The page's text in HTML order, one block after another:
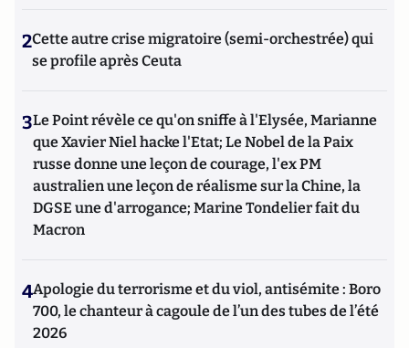
2Cette autre crise migratoire (semi-orchestrée) qui
se profile après Ceuta
3Le Point révèle ce qu'on sniffe à l'Elysée, Marianne
que Xavier Niel hacke l'Etat; Le Nobel de la Paix
russe donne une leçon de courage, l'ex PM
australien une leçon de réalisme sur la Chine, la
DGSE une d'arrogance; Marine Tondelier fait du
Macron
4Apologie du terrorisme et du viol, antisémite : Boro
700, le chanteur à cagoule de l’un des tubes de l’été
2026